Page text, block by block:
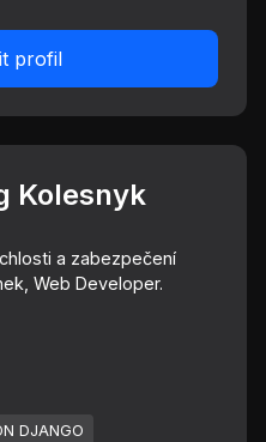
profil
Kolesnyk
a zabezpečení
Web Developer.
DJANGO